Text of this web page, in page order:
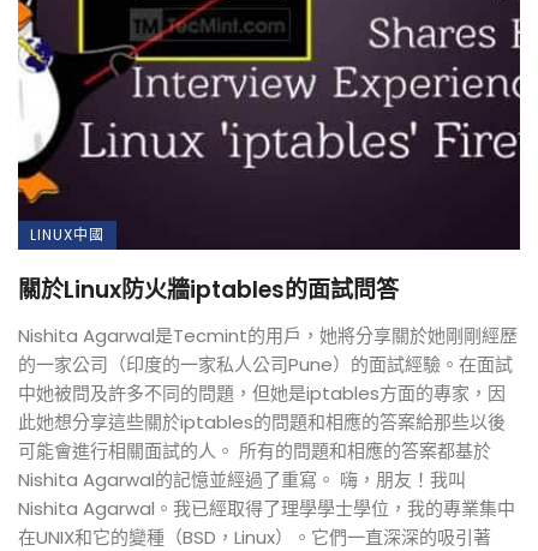
LINUX中國
關於Linux防火牆iptables的面試問答
Nishita Agarwal是Tecmint的用戶，她將分享關於她剛剛經歷
的一家公司（印度的一家私人公司Pune）的面試經驗。在面試
中她被問及許多不同的問題，但她是iptables方面的專家，因
此她想分享這些關於iptables的問題和相應的答案給那些以後
可能會進行相關面試的人。 所有的問題和相應的答案都基於
Nishita Agarwal的記憶並經過了重寫。 嗨，朋友！我叫
Nishita Agarwal。我已經取得了理學學士學位，我的專業集中
在UNIX和它的變種（BSD，Linux）。它們一直深深的吸引著